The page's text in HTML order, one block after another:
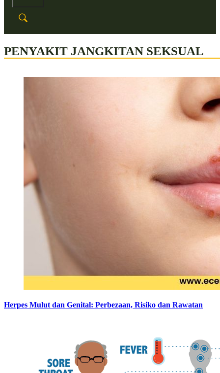
PENYAKIT JANGKITAN SEKSUAL
Herpes Mulut dan Genital: Perbezaan, Risiko dan Rawatan